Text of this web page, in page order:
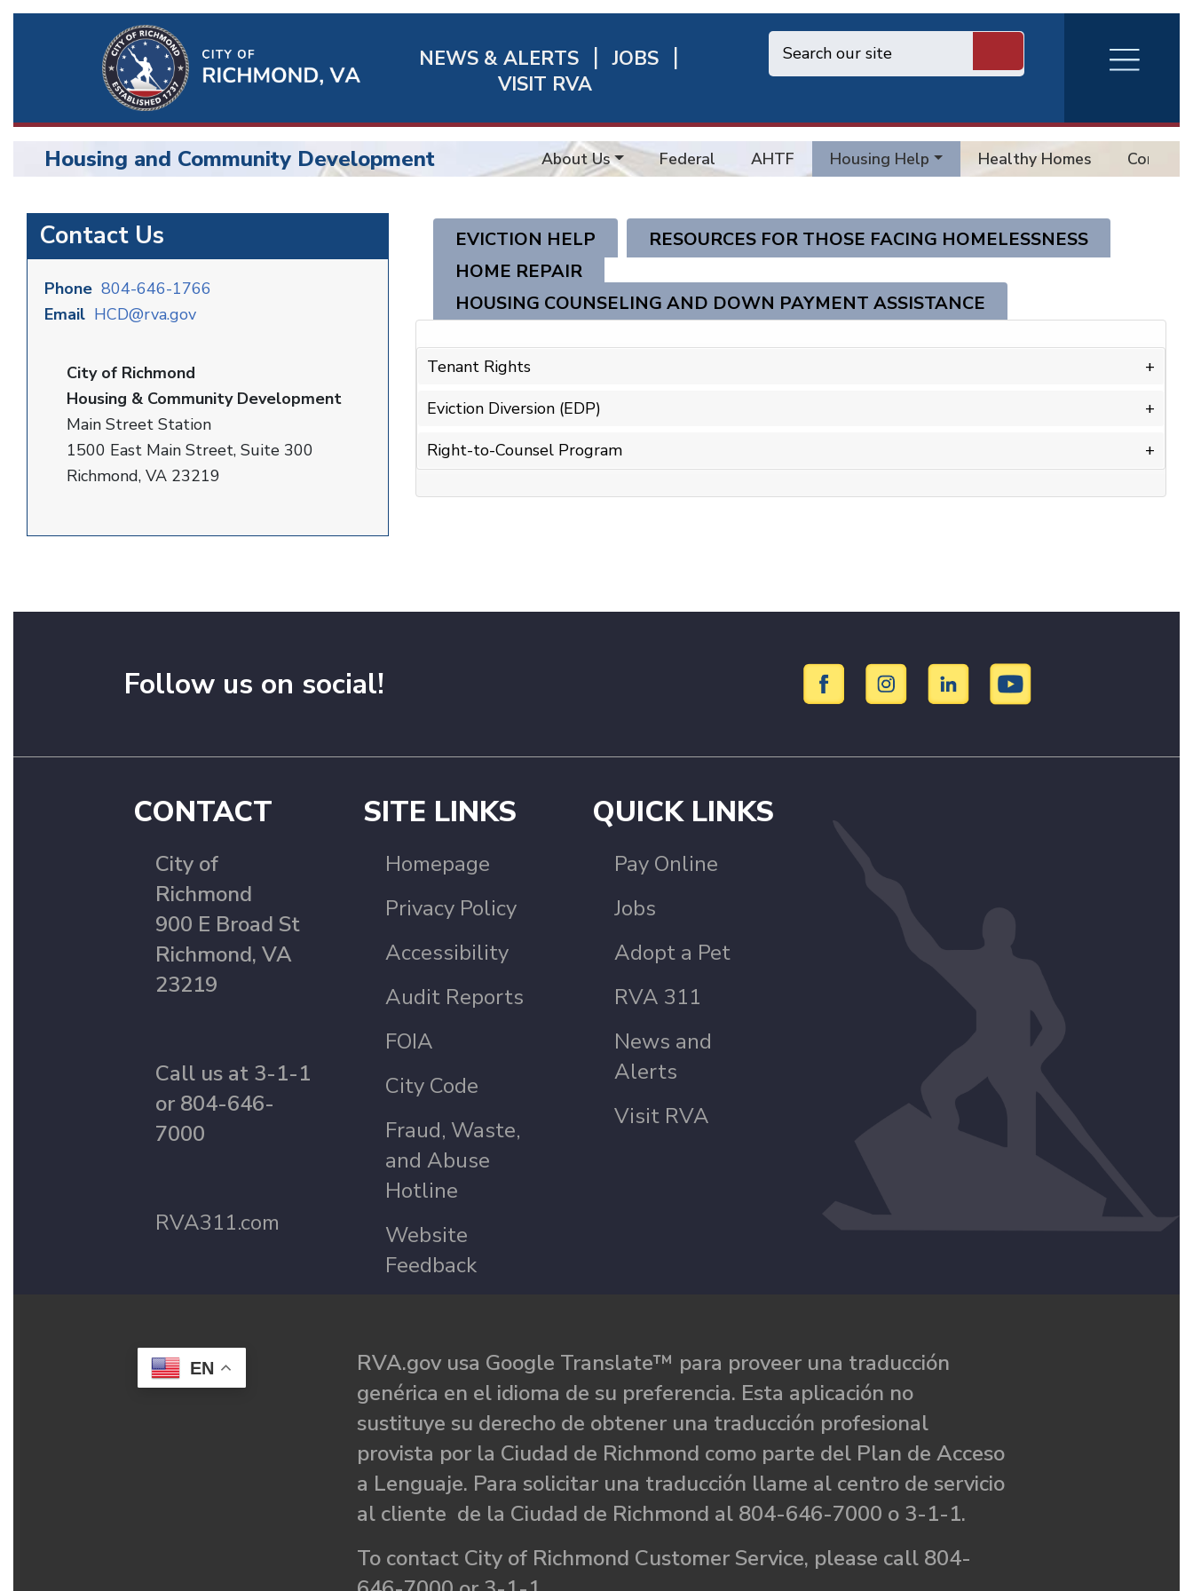
Richmond
Quick
Links
NEWS & ALERTS
JOBS
VISIT RVA
RVA
Burger
Menu
BU
Housing
&
Community
Dev
Housing and Community Development About Us Federal AHTF Housing Help Healthy Homes Consol.
Contact Us
Phone 804-646-1766
Email HCD@rva.gov
City of Richmond
Housing & Community Development
Main Street Station
1500 East Main Street, Suite 300
Richmond, VA 23219
EVICTION HELP
RESOURCES FOR THOSE FACING HOMELESSNESS
HOME REPAIR
HOUSING COUNSELING AND DOWN PAYMENT ASSISTANCE
Tenant Rights
Eviction Diversion (EDP)
Right-to-Counsel Program
Follow us on social!
CONTACT
City of
Richmond
900 E Broad St
Richmond, VA
23219
Call us at 3-1-1
or 804-646-
7000
RVA311.com
SITE LINKS
Homepage
Privacy Policy
Accessibility
Audit Reports
FOIA
City Code
Fraud, Waste,
and Abuse
Hotline
Website
Feedback
QUICK LINKS
Pay Online
Jobs
Adopt a Pet
RVA 311
News and
Alerts
Visit RVA
EN
RVA.gov usa Google Translate™ para proveer una traducción
genérica en el idioma de su preferencia. Esta aplicación no
sustituye su derecho de obtener una traducción profesional
provista por la Ciudad de Richmond como parte del Plan de Acceso
a Lenguaje. Para solicitar una traducción llame al centro de servicio
al cliente de la Ciudad de Richmond al 804-646-7000 o 3-1-1.
To contact City of Richmond Customer Service, please call 804-